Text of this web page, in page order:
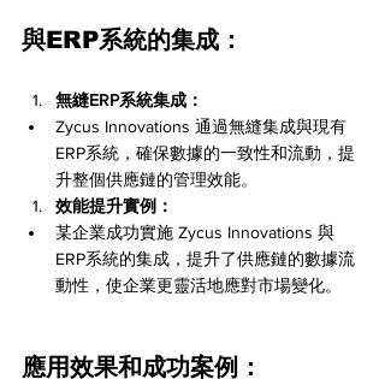
與ERP系統的集成：
無縫ERP系統集成：
Zycus Innovations 通過無縫集成與現有
ERP系統，確保數據的一致性和流動，提
升整個供應鏈的管理效能。
效能提升實例：
某企業成功實施 Zycus Innovations 與
ERP系統的集成，提升了供應鏈的數據流
動性，使企業更靈活地應對市場變化。
應用效果和成功案例：